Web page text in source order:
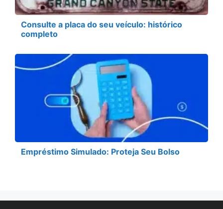
Consulte a placa do seu veículo: histórico
completo
Empréstimo Simulado: Proteja Seu Bolso